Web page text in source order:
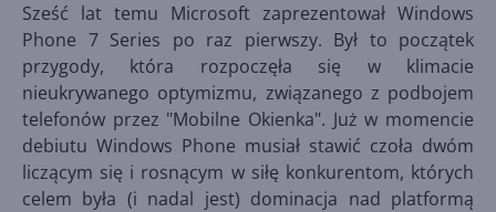
Sześć lat temu Microsoft zaprezentował Windows
Phone 7 Series po raz pierwszy. Był to początek
przygody, która rozpoczęła się w klimacie
nieukrywanego optymizmu, związanego z podbojem
telefonów przez "Mobilne Okienka". Już w momencie
debiutu Windows Phone musiał stawić czoła dwóm
liczącym się i rosnącym w siłę konkurentom, których
celem była (i nadal jest) dominacja nad platformą